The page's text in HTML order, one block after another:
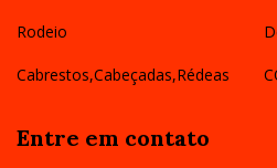
Rodeio
Cabrestos,Cabeçadas,Rédeas
Entre em contato